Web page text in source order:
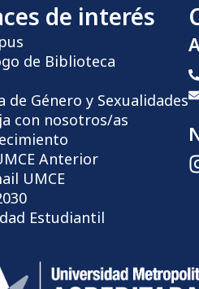
de interés
de Biblioteca
de Género y Sexualidades
con nosotros/as
Anterior
UMCE
Estudiantil